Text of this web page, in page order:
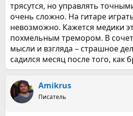
трясутся, но управлять
очень сложно. На гитаре
невозможно. Кажется медики
похмельным тремором. В
мысли и взгляда – страшное
садился месяц после того, как
Amikrus
Писатель